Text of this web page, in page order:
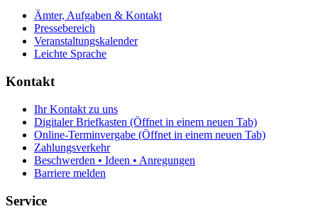
Ämter, Aufgaben & Kontakt
Pressebereich
Veranstaltungskalender
Leichte Sprache
Kontakt
Ihr Kontakt zu uns
Digitaler Briefkasten (Öffnet in einem neuen Tab)
Online-Terminvergabe (Öffnet in einem neuen Tab)
Zahlungsverkehr
Beschwerden • Ideen • Anregungen
Barriere melden
Service